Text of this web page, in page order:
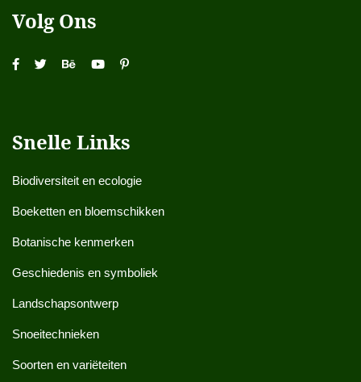
Volg Ons
Snelle Links
Biodiversiteit en ecologie
Boeketten en bloemschikken
Botanische kenmerken
Geschiedenis en symboliek
Landschapsontwerp
Snoeitechnieken
Soorten en variëteiten